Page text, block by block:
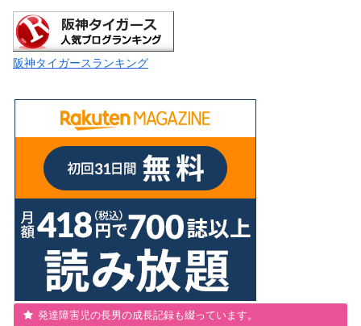
阪神タイガースランキング
発達障害児の長男の成長記録も綴っています。